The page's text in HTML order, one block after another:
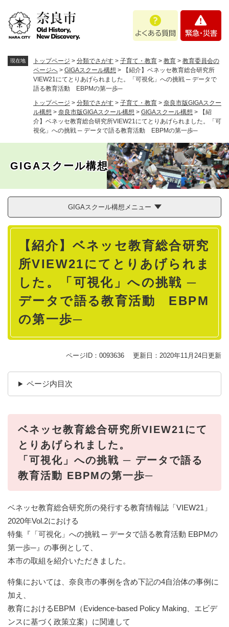
あ
問
・
現在地 トップページ > 分類でさがす > 子育て・教育 > 教育 > 教育委員会の
ページへ > GIGAスクール構想 >
【紹介】ベネッセ教育総合研究所
VIEW21にてとりあげられました。「可視化」への挑戦 ─ データで
語る教育活動 EBPMの第一歩─
トップページ > 分類でさがす > 子育て・教育 > 奈良市版GIGAスクー
ル構想 > 奈良市版GIGAスクール構想 > GIGAスクール構想 >
【紹
介】ベネッセ教育総合研究所VIEW21にてとりあげられました。「可
視化」への挑戦 ─ データで語る教育活動 EBPMの第一歩─
GIGAスクール構想
GIGAスクール構想メニュー
本
【紹介】ベネッセ教育総合研究
所VIEW21にてとりあげられま
した。「可視化」への挑戦 ─
データで語る教育活動 EBPM
の第一歩─
ページID：0093636 更新日：2020年11月24日更新
ページ内目次
ベネッセ教育総合研究所VIEW21にて
とりあげられました。
​「可視化」への挑戦 ─ データで語る
教育活動 EBPMの第一歩─
ベネッセ教育総合研究所の発行する教育情報誌「VIEW21」
2020年Vol.2における
特集『「可視化」への挑戦 ─ データで語る教育活動 EBPMの
第一歩─』の事例として、
本市の取組を紹介いただきました。
特集においては、奈良市の事例を含め下記の4自治体の事例に
加え、
教育におけるEBPM（Evidence-based Policy Making、エビデ
ンスに基づく政策立案）に関連して